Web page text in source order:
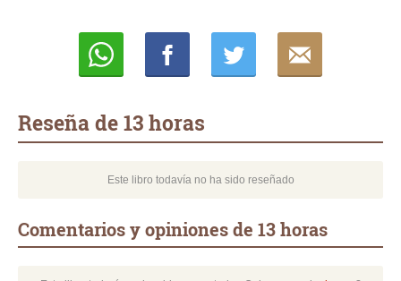
Reseña de 13 horas
Este libro todavía no ha sido reseñado
Comentarios y opiniones de 13 horas